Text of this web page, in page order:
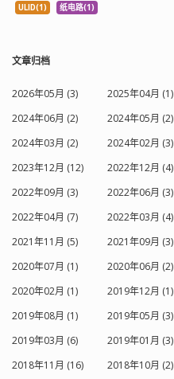
ULID(1)
纸电路(1)
文章归档
2026年05月 (3) 2025年04月 (1)
2024年06月 (2)
2024年05月 (2)
2024年03月 (2)
2024年02月 (3)
2023年12月 (12)
2022年12月 (4)
2022年09月 (3)
2022年06月 (3)
2022年04月 (7)
2022年03月 (4)
2021年11月 (5)
2021年09月 (3)
2020年07月 (1)
2020年06月 (2)
2020年02月 (1)
2019年12月 (1)
2019年08月 (1)
2019年05月 (3)
2019年03月 (6)
2019年01月 (3)
2018年11月 (16)
2018年10月 (2)